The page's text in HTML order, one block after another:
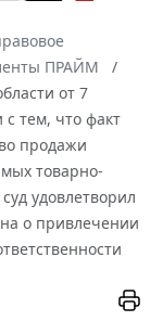
ПРАЙМ
от 7
с тем, что факт
продажи
товарно-
удовлетворил
о привлечении